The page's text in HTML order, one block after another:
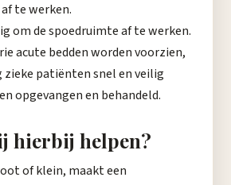
te werken.
om de spoedruimte af te werken.
acute bedden worden voorzien,
patiënten snel en veilig
opgevangen en behandeld.
hierbij helpen?
of klein, maakt een